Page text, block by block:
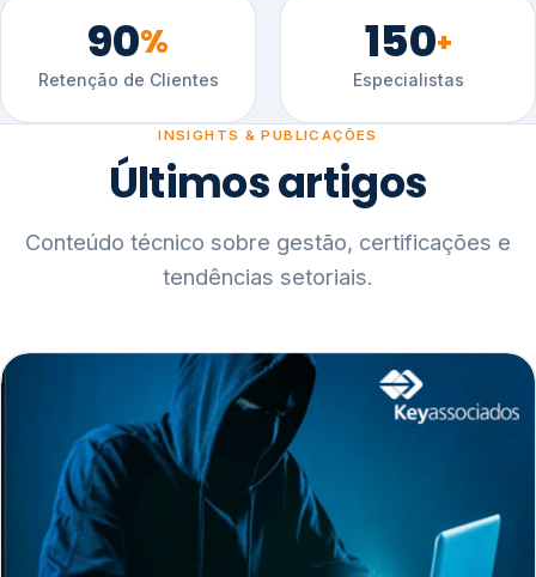
90%
Retenção de Clientes
150+
Especialistas
INSIGHTS & PUBLICAÇÕES
Últimos artigos
Conteúdo técnico sobre gestão, certificações e
tendências setoriais.